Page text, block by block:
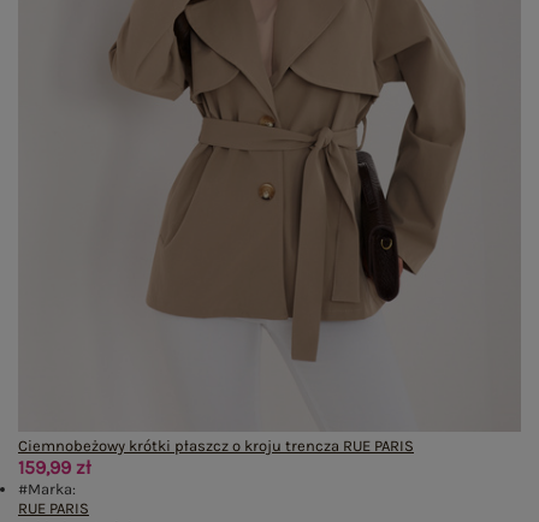
Ciemnobeżowy krótki płaszcz o kroju trencza RUE PARIS
159,99 zł
#Marka:
RUE PARIS